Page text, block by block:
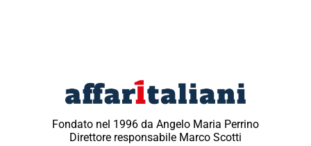
Fondato nel 1996 da Angelo Maria Perrino
Direttore responsabile Marco Scotti